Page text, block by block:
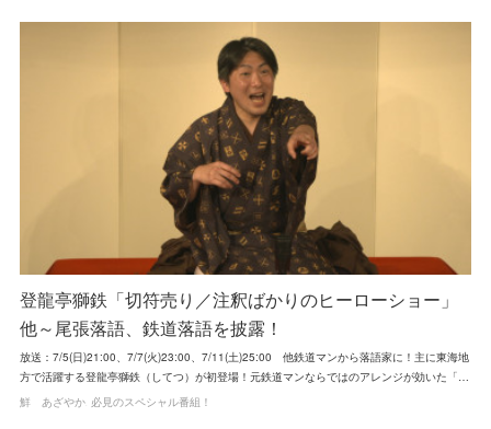
登龍亭獅鉄「切符売り／注釈ばかりのヒーローショー」
他～尾張落語、鉄道落語を披露！
放送：7/5(日)21:00、7/7(火)23:00、7/11(土)25:00 他鉄道マンから落語家に！主に東海地
方で活躍する登龍亭獅鉄（してつ）が初登場！元鉄道マンならではのアレンジが効いた「…
鮮 あざやか 必見のスペシャル番組！